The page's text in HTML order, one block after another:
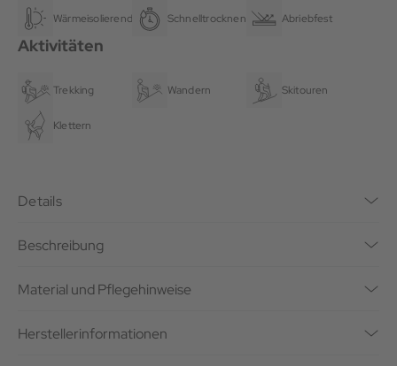
Wärmeisolierend Schnelltrocknend Abriebfest
Aktivitäten
Trekking Wandern Skitouren
Klettern
Details
Beschreibung
Material und Pflegehinweise
Herstellerinformationen